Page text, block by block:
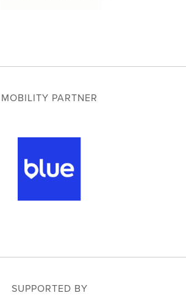
MOBILITY PARTNER
SUPPORTED BY